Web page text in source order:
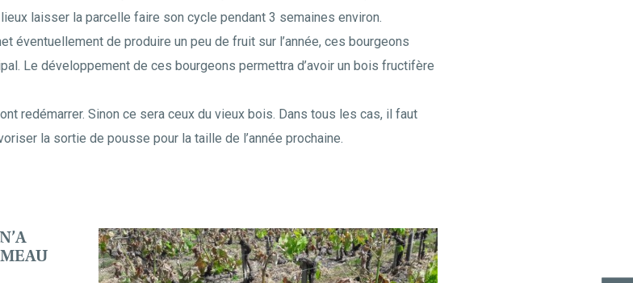
laisser la parcelle faire son cycle pendant 3 semaines environ.
éventuellement de produire un peu de fruit sur l’année, ces bourgeons
Le développement de ces bourgeons permettra d’avoir un bois fructifère
redémarrer. Sinon ce sera ceux du vieux bois. Dans tous les cas, il faut
la sortie de pousse pour la taille de l’année prochaine.